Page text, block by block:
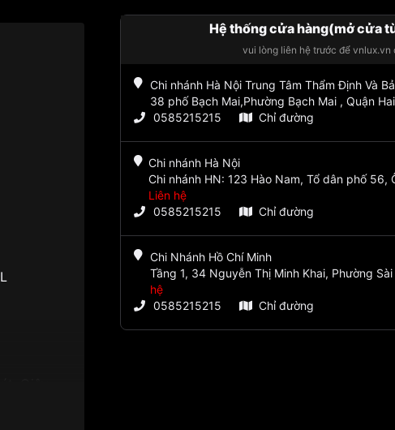
Hệ thống cửa hàng(mở cửa
vui lòng liên hệ trước để vnlux.vn
Chi nhánh Hà Nội Trung Tâm Thẩm Định Và
38 phố Bạch Mai,Phường Bạch Mai , Quận
0585215215
Chỉ đường
Chi nhánh Hà Nội
Chi nhánh HN: 123 Hào Nam, Tổ dân phố 56,
Liên hệ
0585215215
Chỉ đường
Chi Nhánh Hồ Chí Minh
Tầng 1, 34 Nguyễn Thị Minh Khai, Phường
hệ
0585215215
Chỉ đường